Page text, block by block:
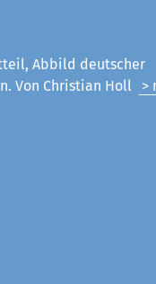
Abbild deutscher
Von Christian Holl
>